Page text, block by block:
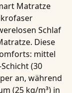
Matratze
Schlaf
Diese
mittel
(30
an, während
(25 kg/m³) in